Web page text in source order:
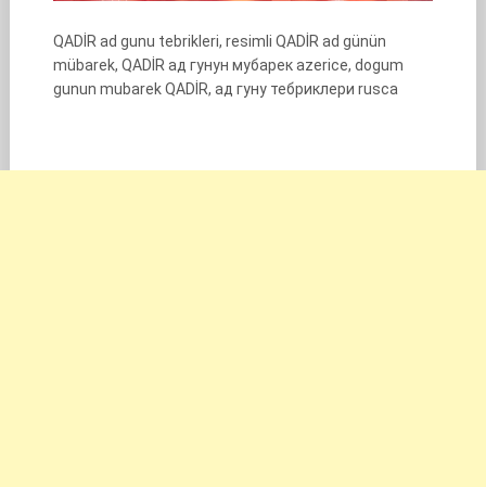
QADİR ad gunu tebrikleri, resimli QADİR ad günün
mübarek, QADİR ад гунун мубарек azerice, dogum
gunun mubarek QADİR, ад гуну тебриклери rusca